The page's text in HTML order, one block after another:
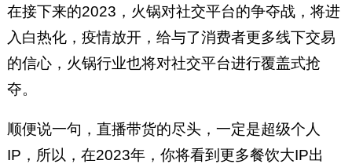
在接下来的2023，火锅对社交平台的争夺战，将进
入白热化，疫情放开，给与了消费者更多线下交易
的信心，火锅行业也将对社交平台进行覆盖式抢
夺。
顺便说一句，直播带货的尽头，一定是超级个人
IP，所以，在2023年，你将看到更多餐饮大IP出